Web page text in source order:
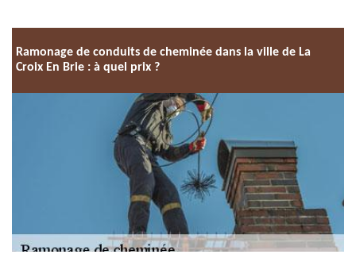
Ramonage de conduits de cheminée dans la ville de La
Croix En Brie : à quel prix ?